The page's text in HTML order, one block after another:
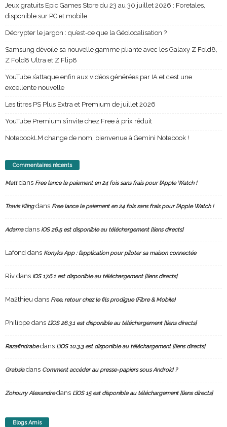
Jeux gratuits Epic Games Store du 23 au 30 juillet 2026 : Foretales,
disponible sur PC et mobile
Décrypter le jargon : qu’est-ce que la Géolocalisation ?
Samsung dévoile sa nouvelle gamme pliante avec les Galaxy Z Fold8,
Z Fold8 Ultra et Z Flip8
YouTube s’attaque enfin aux vidéos générées par IA et c’est une
excellente nouvelle
Les titres PS Plus Extra et Premium de juillet 2026
YouTube Premium s’invite chez Free à prix réduit
NotebookLM change de nom, bienvenue à Gemini Notebook !
Commentaires récents
Mattdans Free lance le paiement en 24 fois sans frais pour l’Apple Watch !
Travis Klingdans Free lance le paiement en 24 fois sans frais pour l’Apple Watch !
Adamadans iOS 26.5 est disponible au téléchargement [liens directs]
Lafond dans Konyks App : l’application pour piloter sa maison connectée
Riv dans iOS 17.6.1 est disponible au téléchargement [liens directs]
Ma2thieu dans Free, retour chez le fils prodigue (Fibre & Mobile)
Philippe dans L’iOS 26.3.1 est disponible au téléchargement [liens directs]
Razafindrabedans L’iOS 10.3.3 est disponible au téléchargement [liens directs]
Grabsiadans Comment accéder au presse-papiers sous Android ?
Zohoury Alexandredans L’iOS 15 est disponible au téléchargement [liens directs]
Blogs Amis